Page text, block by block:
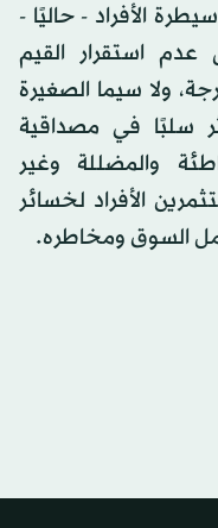
الأفراد - حاليًا -
استقرار القيم
ولا سيما الصغيرة
سلبًا في مصداقية
والمضللة وغير
الأفراد لخسائر
السوق ومخاطره.